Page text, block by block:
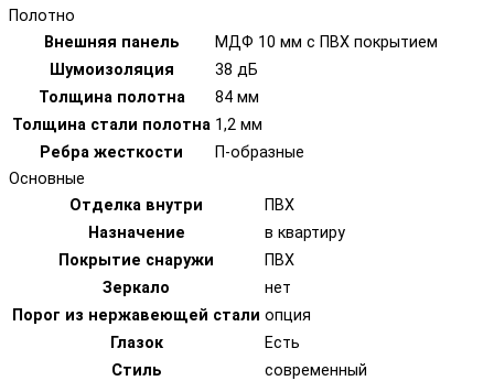
Полотно
Внешняя панель
МДФ 10 мм с ПВХ покрытием
Шумоизоляция
38 дБ
Толщина полотна
84 мм
Толщина стали полотна 1,2 мм
Ребра жесткости
П-образные
Основные
Отделка внутри
ПВХ
Назначение
в квартиру
Покрытие снаружи
ПВХ
Зеркало
нет
Порог из нержавеющей стали опция
Глазок
Есть
Стиль
современный